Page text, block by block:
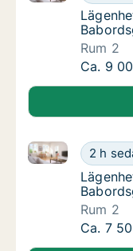
Rum 2
Ca. 9
2 h
Lägenhet att
Rum 2
Ca. 7